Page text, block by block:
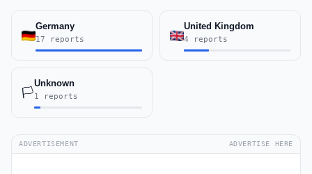
Germany
17 reports
United Kingdom
4 reports
🏳️
Unknown
1 reports
ADVERTISEMENT ADVERTISE HERE